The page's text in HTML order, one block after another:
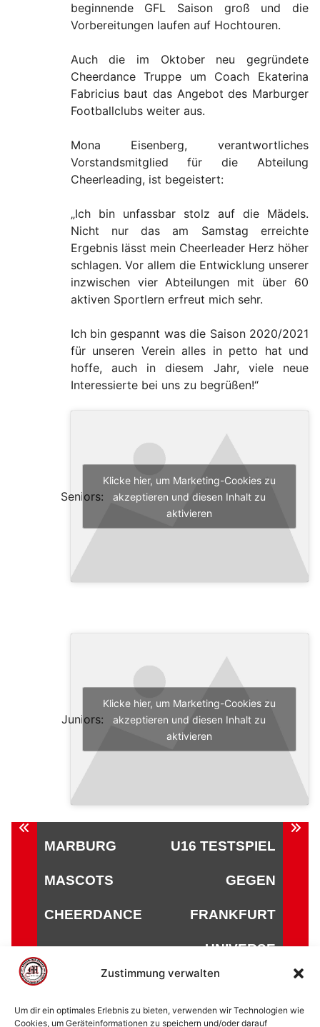
Zustimmung verwalten
Um dir ein optimales Erlebnis zu bieten, verwenden wir Technologien wie
Cookies, um Geräteinformationen zu speichern und/oder darauf
beginnende GFL Saison groß und die
Vorbereitungen laufen auf Hochtouren.
Auch die im Oktober neu gegründete
Cheerdance Truppe um Coach Ekaterina
Fabricius baut das Angebot des Marburger
Footballclubs weiter aus.
Mona Eisenberg, verantwortliches
Vorstandsmitglied für die Abteilung
Cheerleading, ist begeistert:
„Ich bin unfassbar stolz auf die Mädels.
Nicht nur das am Samstag erreichte
Ergebnis lässt mein Cheerleader Herz höher
schlagen. Vor allem die Entwicklung unserer
inzwischen vier Abteilungen mit über 60
aktiven Sportlern erfreut mich sehr.
Ich bin gespannt was die Saison 2020/2021
für unseren Verein alles in petto hat und
hoffe, auch in diesem Jahr, viele neue
Interessierte bei uns zu begrüßen!“
Seniors:
Klicke hier, um Marketing-Cookies zu
akzeptieren und diesen Inhalt zu
aktivieren
Juniors:
Klicke hier, um Marketing-Cookies zu
akzeptieren und diesen Inhalt zu
aktivieren
Beitragsnavigation
MARBURG
MASCOTS
CHEERDANCE
U16 TESTSPIEL
GEGEN
FRANKFURT
UNIVERSE